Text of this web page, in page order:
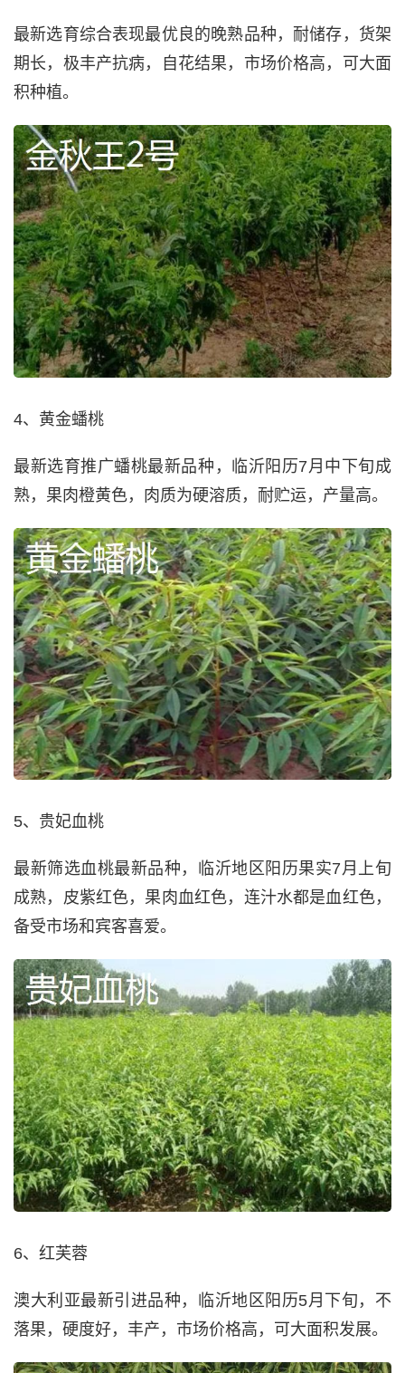
最新选育综合表现最优良的晚熟品种，耐储存，货架
期长，极丰产抗病，自花结果，市场价格高，可大面
积种植。
4、黄金蟠桃
最新选育推广蟠桃最新品种，临沂阳历7月中下旬成
熟，果肉橙黄色，肉质为硬溶质，耐贮运，产量高。
5、贵妃血桃
最新筛选血桃最新品种，临沂地区阳历果实7月上旬
成熟，皮紫红色，果肉血红色，连汁水都是血红色，
备受市场和宾客喜爱。
6、红芙蓉
澳大利亚最新引进品种，临沂地区阳历5月下旬，不
落果，硬度好，丰产，市场价格高，可大面积发展。